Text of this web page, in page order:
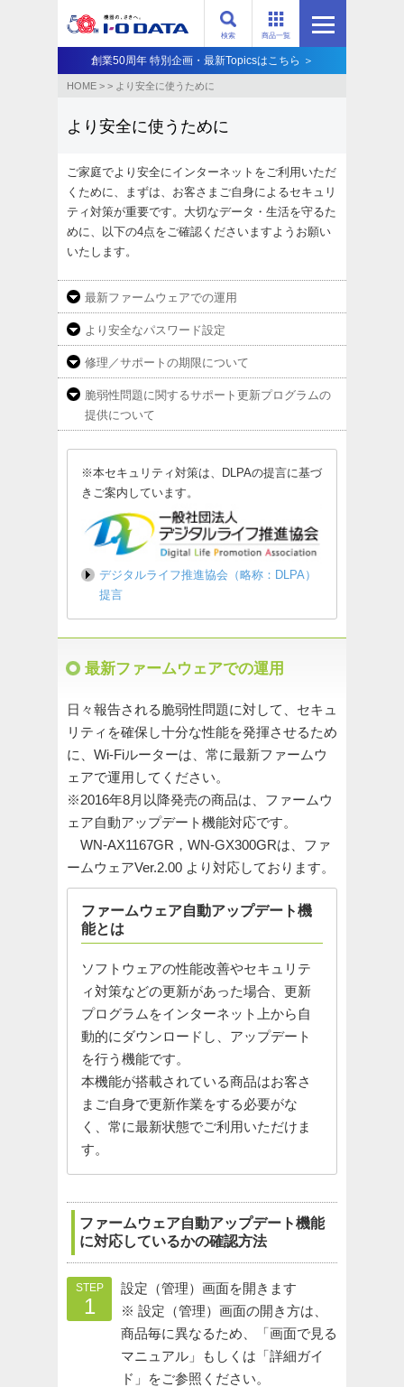
商品一覧
検索
創業50周年 特別企画・最新Topicsはこちら ＞
HOME > > より安全に使うために
より安全に使うために
ご家庭でより安全にインターネットをご利用いただ
くために、まずは、お客さまご自身によるセキュリ
ティ対策が重要です。大切なデータ・生活を守るた
めに、以下の4点をご確認くださいますようお願い
いたします。
最新ファームウェアでの運用
より安全なパスワード設定
修理／サポートの期限について
脆弱性問題に関するサポート更新プログラムの
提供について
※本セキュリティ対策は、DLPAの提言に基づ
きご案内しています。
デジタルライフ推進協会（略称：DLPA）
提言
最新ファームウェアでの運用
日々報告される脆弱性問題に対して、セキュ
リティを確保し十分な性能を発揮させるため
に、Wi-Fiルーターは、常に最新ファームウ
ェアで運用してください。
※2016年8月以降発売の商品は、ファームウ
ェア自動アップデート機能対応です。
WN-AX1167GR，WN-GX300GRは、ファ
ームウェアVer.2.00 より対応しております。
ファームウェア自動アップデート機
能とは
ソフトウェアの性能改善やセキュリテ
ィ対策などの更新があった場合、更新
プログラムをインターネット上から自
動的にダウンロードし、アップデート
を行う機能です。
本機能が搭載されている商品はお客さ
まご自身で更新作業をする必要がな
く、常に最新状態でご利用いただけま
す。
ファームウェア自動アップデート機能
に対応しているかの確認方法
STEP
1
設定（管理）画面を開きます
※ 設定（管理）画面の開き方は、
商品毎に異なるため、「画面で見る
マニュアル」もしくは「詳細ガイ
ド」をご参照ください。